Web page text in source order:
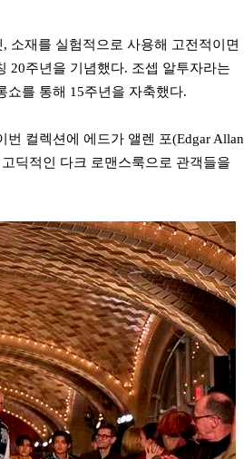
소재를 실험적으로 사용해 고전적이면
20주년을 기념했다. 조셉 알투자라는
쇼를 통해 15주년을 자축했다.
컬렉션에 에드가 앨렌 포(Edgar Allan
딕적인 다크 로맨스룩으로 관객들을